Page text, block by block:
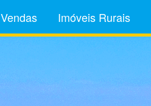
Vendas Imóveis Rurais